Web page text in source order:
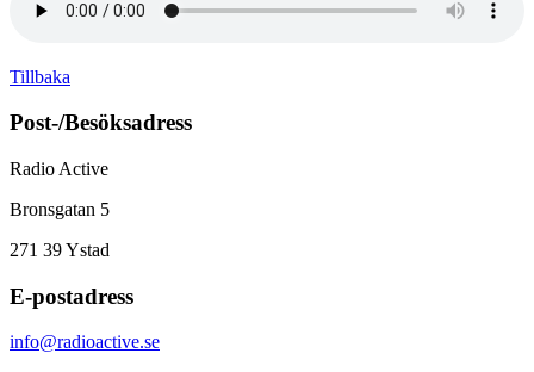
Tillbaka
Post-/Besöksadress
Radio Active
Bronsgatan 5
271 39Ystad
E-postadress
info@radioactive.se